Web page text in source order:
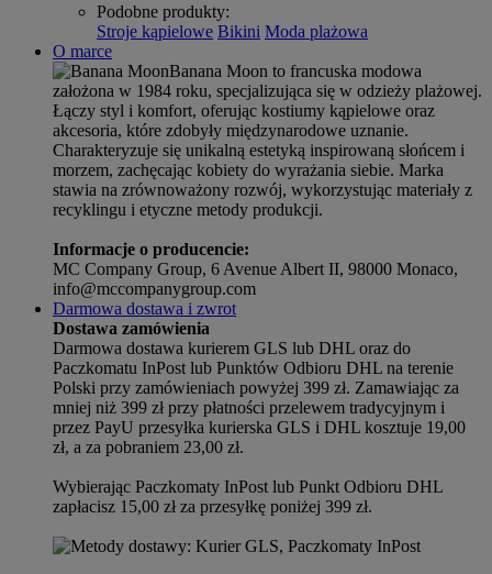
Podobne produkty:
Stroje kąpielowe Bikini Moda plażowa
O marce
Banana Moon to francuska modowa
założona w 1984 roku, specjalizująca się w odzieży plażowej.
Łączy styl i komfort, oferując kostiumy kąpielowe oraz
akcesoria, które zdobyły międzynarodowe uznanie.
Charakteryzuje się unikalną estetyką inspirowaną słońcem i
morzem, zachęcając kobiety do wyrażania siebie. Marka
stawia na zrównoważony rozwój, wykorzystując materiały z
recyklingu i etyczne metody produkcji.
Informacje o producencie:
MC Company Group, 6 Avenue Albert II, 98000 Monaco,
info@mccompanygroup.com
Darmowa dostawa i zwrot
Dostawa zamówienia
Darmowa dostawa kurierem GLS lub DHL oraz do
Paczkomatu InPost lub Punktów Odbioru DHL na terenie
Polski przy zamówieniach powyżej 399 zł. Zamawiając za
mniej niż 399 zł przy płatności przelewem tradycyjnym i
przez PayU przesyłka kurierska GLS i DHL kosztuje 19,00
zł, a za pobraniem 23,00 zł.
Wybierając Paczkomaty InPost lub Punkt Odbioru DHL
zapłacisz 15,00 zł za przesyłkę poniżej 399 zł.